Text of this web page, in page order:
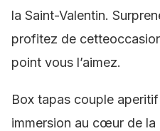
la Saint-Valentin.
profitez de
point vous l’aimez.
Box tapas couple
immersion au cœur de